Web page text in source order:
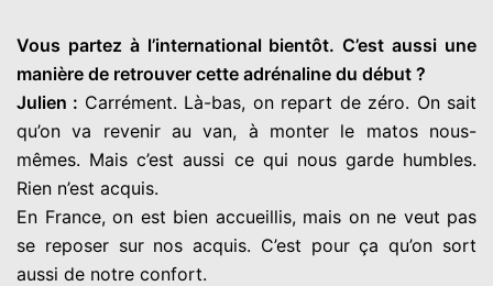
Vous partez à l’international bientôt. C’est aussi une
manière de retrouver cette adrénaline du début ?
Julien : Carrément. Là-bas, on repart de zéro. On sait
qu’on va revenir au van, à monter le matos nous-
mêmes. Mais c’est aussi ce qui nous garde humbles.
Rien n’est acquis.
En France, on est bien accueillis, mais on ne veut pas
se reposer sur nos acquis. C’est pour ça qu’on sort
aussi de notre confort.